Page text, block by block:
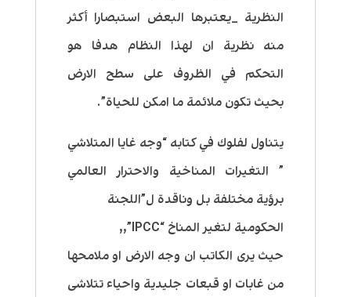
النظرية _يعتبرها البعض استبصارا أكثر
منه نظرية ان لهذا النظام هدفا هو
التحكم في الظروف على سطح الارض
بحيث تكون ملائمة ما امكن للحياة”.
يتناول لفلوك في كتابه “وجه غايا المتلاشي
” التغيرات المناخية والاحترار العالمي
برؤية مختلفة بل وناقدة ل”اللجنة
الحكومية لتغير المناخ “IPCC”,,
حيث يرى الكاتب ان وجه الارض او ملامحها
من غابات او قبعات جليدية واحياء تتلاشى